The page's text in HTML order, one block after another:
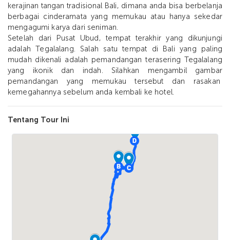
kerajinan tangan tradisional Bali, dimana anda bisa berbelanja
berbagai cinderamata yang memukau atau hanya sekedar
mengagumi karya dari seniman.
Setelah dari Pusat Ubud, tempat terakhir yang dikunjungi
adalah Tegalalang. Salah satu tempat di Bali yang paling
mudah dikenali adalah pemandangan terasering Tegalalang
yang ikonik dan indah. Silahkan mengambil gambar
pemandangan yang memukau tersebut dan rasakan
kemegahannya sebelum anda kembali ke hotel.
Tentang Tour Ini